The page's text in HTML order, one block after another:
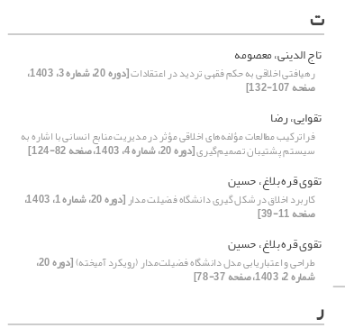
ت
تاج الدینی، معصومه
رهیافتی اخلاقی به حکم فقهی تردید در اعتقادات [دوره 20، شماره 3، 1403،
صفحه 107-132]
تقوایی، رضا
فراترکیب مطالعات مؤلفه‌های اخلاقی مؤثر در مدیریت منابع انسانی با اشاره به
سیستم پشتیبان تصمیم‌گیری[دوره 20، شماره 4، 1403، صفحه 82-124]
تقوی قره بلاغ، حسین
کاربرد اخلاق در شکل گیری دانشگاه فضیلت مدار [دوره 20، شماره 1، 1403،
صفحه 11-39]
تقوی قره بلاغ، حسین
طراحی و اعتباریابی مدل دانشگاه‌ فضیلت‌مدار (رویکرد آمیخته) [دوره 20،
شماره 2، 1403، صفحه 37-78]
ر